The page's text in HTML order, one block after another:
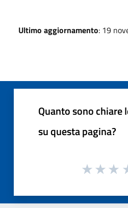
Ultimo aggiornamento: 19
Quanto sono
su questa pagina?